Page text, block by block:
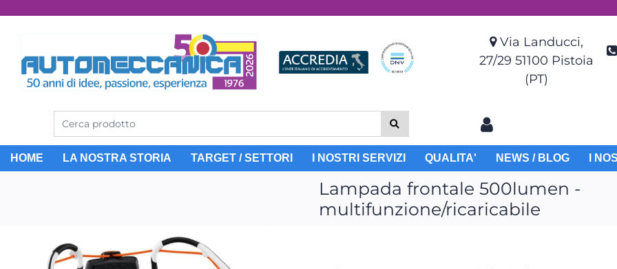
Via Landucci,
27/29 51100 Pistoia
(PT)
HOME LA NOSTRA STORIA TARGET / SETTORI I NOSTRI SERVIZI QUALITA' NEWS / BLOG I
Lampada frontale 500lumen -
multifunzione/ricaricabile